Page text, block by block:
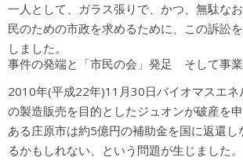
一人として、ガラス張りで、かつ、無駄な
民のための市政を求めるために、この訴訟
しました。
事件の発端と「市民の会」発足 そして事
2010年(平成22年)11月30日バイオマスエネ
の製造販売を目的としたジュオンが破産を
ある庄原市は約5億円の補助金を国に返還し
るかもしれない、という問題が生じました